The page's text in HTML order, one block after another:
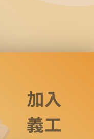
加入
義工